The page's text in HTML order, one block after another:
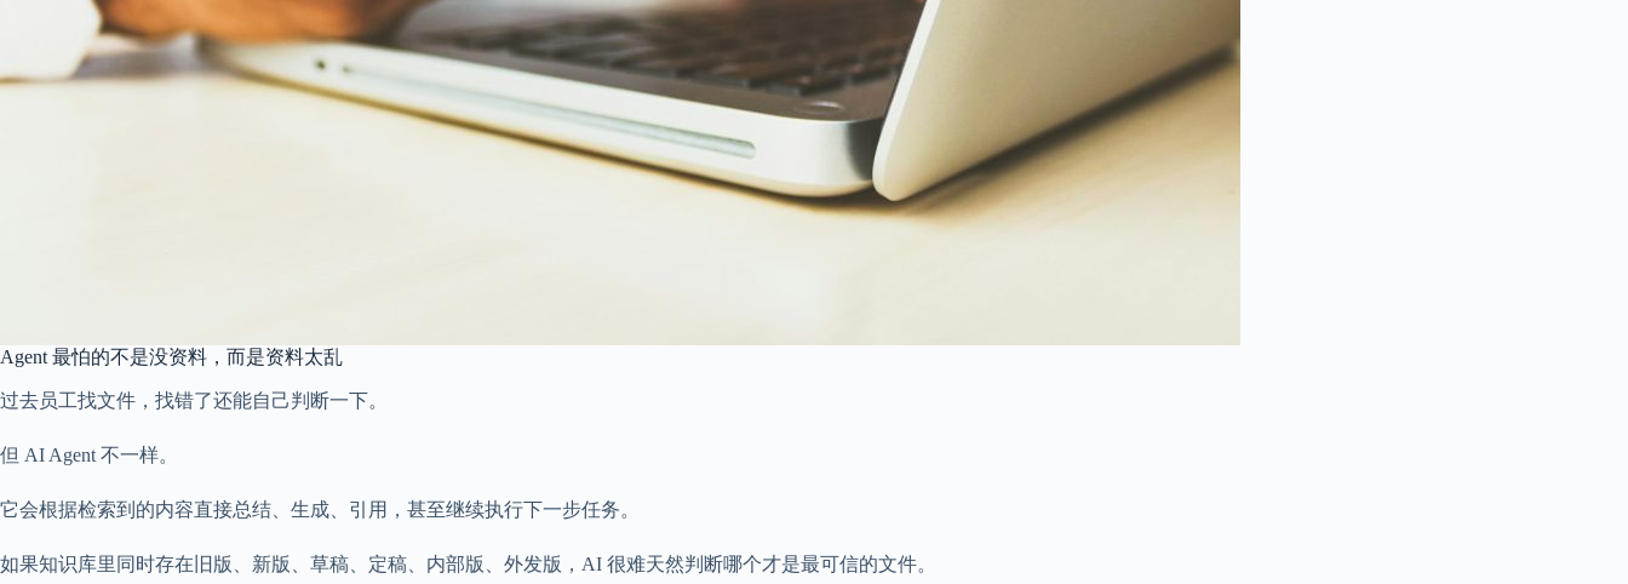
Agent 最怕的不是没资料，而是资料太乱
过去员工找文件，找错了还能自己判断一下。
但 AI Agent 不一样。
它会根据检索到的内容直接总结、生成、引用，甚至继续执行下一步任务。
如果知识库里同时存在旧版、新版、草稿、定稿、内部版、外发版，AI 很难天然判断哪个才是最可信的文件。